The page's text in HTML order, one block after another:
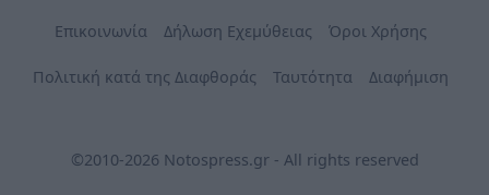
Επικοινωνία Δήλωση Εχεμύθειας Όροι Χρήσης
Πολιτική κατά της Διαφθοράς Ταυτότητα Διαφήμιση
©2010-2026 Notospress.gr - All rights reserved